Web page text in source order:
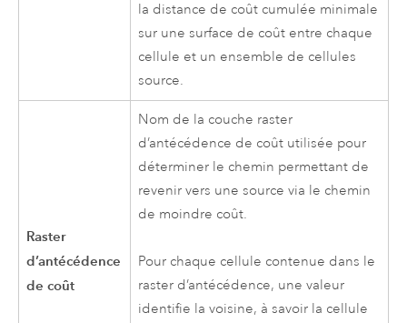
la distance de coût cumulée minimale
sur une surface de coût entre chaque
cellule et un ensemble de cellules
source.
Raster
d’antécédence
de coût
Nom de la couche raster
d’antécédence de coût utilisée pour
déterminer le chemin permettant de
revenir vers une source via le chemin
de moindre coût.
Pour chaque cellule contenue dans le
raster d’antécédence, une valeur
identifie la voisine, à savoir la cellule